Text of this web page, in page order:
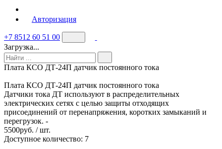
Авторизация
+7 8512 60 51 00
Загрузка...
Плата КСО ДТ-24П датчик постоянного тока
Плата КСО ДТ-24П датчик постоянного тока
Датчики тока ДТ используют в распределительных
электрических сетях с целью защиты отходящих
присоединений от перенапряжения, коротких замыканий и
перегрузок. -
5500руб. / шт.
Доступное количество: 7